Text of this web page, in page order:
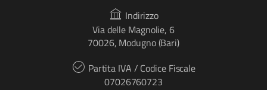
Indirizzo
Via delle Magnolie, 6
70026, Modugno (Bari)
Partita IVA / Codice Fiscale
07026760723